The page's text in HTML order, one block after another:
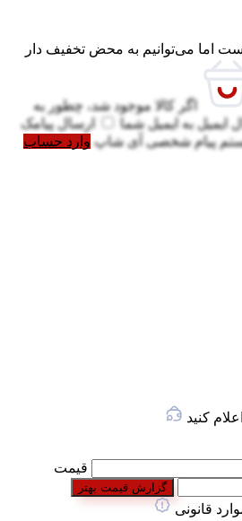
است اما می‌توانیم به محض تخفیف دار
اگر کالا موجود شد، چطور به
ایمیل به ایمیل شما
ارسال پیامک
پیام شخصی آی شاپ وارد حساب
کنید
قیمت
گزارش قیمت بهتر
قانونی